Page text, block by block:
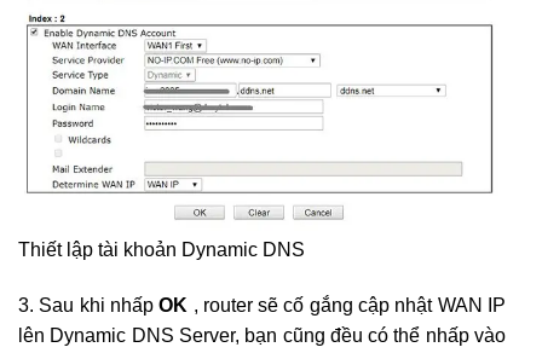
Thiết lập tài khoản Dynamic DNS
3. Sau khi nhấpOK , router sẽ cố gắng cập nhật WAN IP
lên Dynamic DNS Server, bạn cũng đều có thể nhấp vào